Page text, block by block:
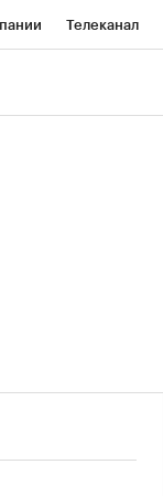
Телеканал